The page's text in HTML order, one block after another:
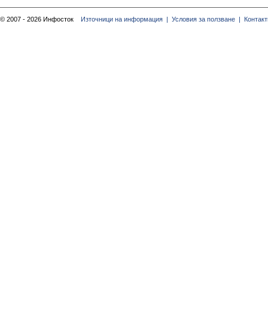
© 2007 - 2026 Инфосток Източници на информация | Условия за ползване |